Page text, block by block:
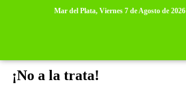
Mar del Plata, Viernes 7 de Agosto de 2026
¡No a la trata!